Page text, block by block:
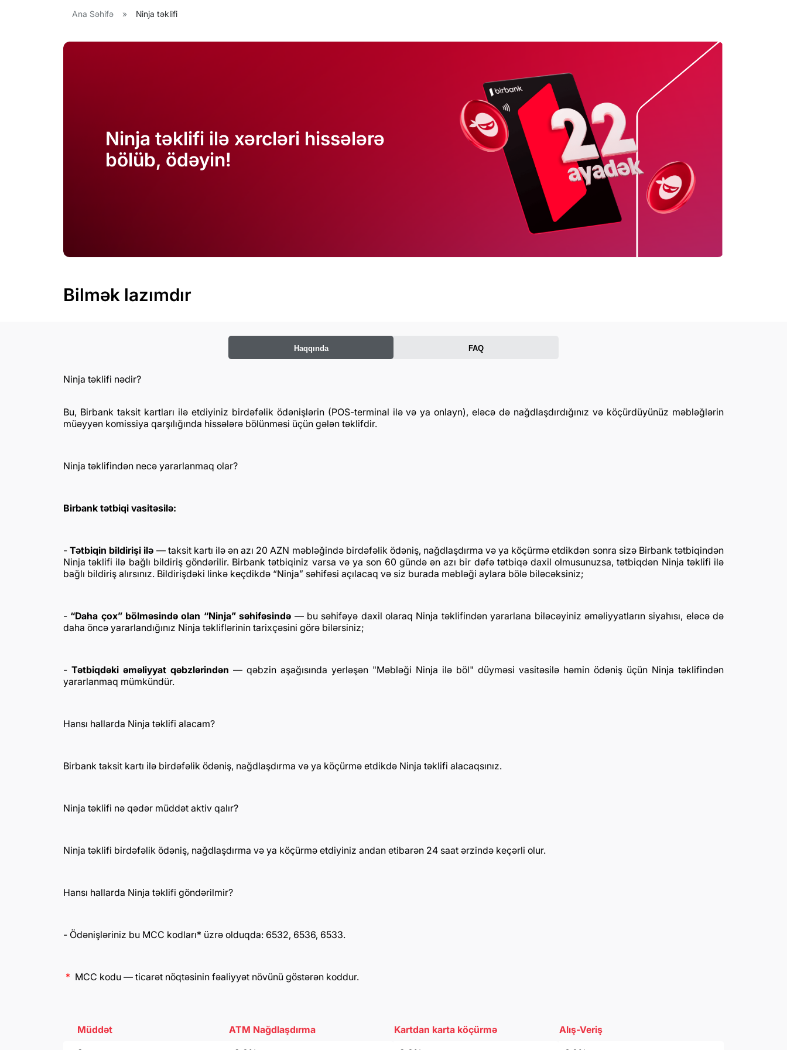
Ana Səhifə » Ninja təklifi
Ninja təklifi ilə xərcləri hissələrə
bölüb, ödəyin!
Bilmək lazımdır
Haqqında FAQ
Ninja təklifi nədir?
Bu, Birbank taksit kartları ilə etdiyiniz birdəfəlik ödənişlərin (POS-terminal ilə və ya onlayn), eləcə də nağdlaşdırdığınız və köçürdüyünüz məbləğlərin
müəyyən komissiya qarşılığında hissələrə bölünməsi üçün gələn təklifdir.
Ninja təklifindən necə yararlanmaq olar?
Birbank tətbiqi vasitəsilə:
-Tətbiqin bildirişi ilə — taksit kartı ilə ən azı 20 AZN məbləğində birdəfəlik ödəniş, nağdlaşdırma və ya köçürmə etdikdən sonra sizə Birbank tətbiqindən
Ninja təklifi ilə bağlı bildiriş göndərilir. Birbank tətbiqiniz varsa və ya son 60 gündə ən azı bir dəfə tətbiqə daxil olmusunuzsa, tətbiqdən Ninja təklifi ilə
bağlı bildiriş alırsınız. Bildirişdəki linkə keçdikdə “Ninja” səhifəsi açılacaq və siz burada məbləği aylara bölə biləcəksiniz;
- “Daha çox” bölməsində olan “Ninja” səhifəsində — bu səhifəyə daxil olaraq Ninja təklifindən yararlana biləcəyiniz əməliyyatların siyahısı, eləcə də
daha öncə yararlandığınız Ninja təkliflərinin tarixçəsini görə bilərsiniz;
- Tətbiqdəki əməliyyat qəbzlərindən — qəbzin aşağısında yerləşən "Məbləği Ninja ilə böl" düyməsi vasitəsilə həmin ödəniş üçün Ninja təklifindən
yararlanmaq mümkündür.
Hansı hallarda Ninja təklifi alacam?
Birbank taksit kartı ilə birdəfəlik ödəniş, nağdlaşdırma və ya köçürmə etdikdə Ninja təklifi alacaqsınız.
Ninja təklifi nə qədər müddət aktiv qalır?
Ninja təklifi birdəfəlik ödəniş, nağdlaşdırma və ya köçürmə etdiyiniz andan etibarən 24 saat ərzində keçərli olur.
Hansı hallarda Ninja təklifi göndərilmir?
- Ödənişləriniz bu MCC kodları* üzrə olduqda: 6532, 6536, 6533.
* MCC kodu — ticarət nöqtəsinin fəaliyyət növünü göstərən koddur.
Müddət ATM Nağdlaşdırma Kartdan karta köçürmə
Alış-Veriş